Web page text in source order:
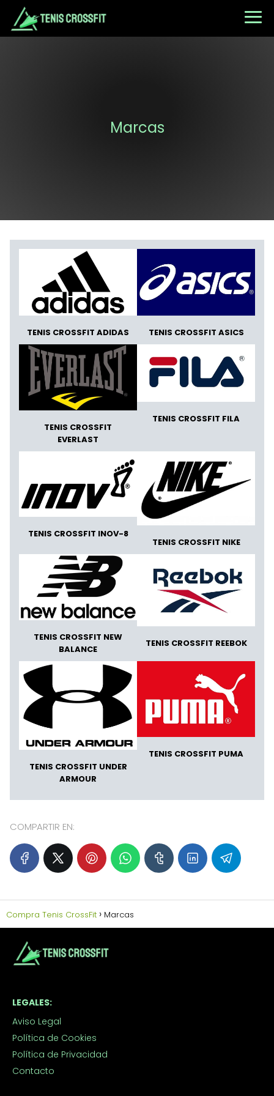
Marcas
TENIS CROSSFIT ADIDAS TENIS CROSSFIT ASICS
TENIS CROSSFIT
EVERLAST
TENIS CROSSFIT FILA
TENIS CROSSFIT INOV-8
TENIS CROSSFIT NIKE
TENIS CROSSFIT NEW
BALANCE
TENIS CROSSFIT REEBOK
TENIS CROSSFIT UNDER
ARMOUR
TENIS CROSSFIT PUMA
COMPARTIR EN:
Compra Tenis CrossFit Marcas
LEGALES:
Aviso Legal
Política de Cookies
Política de Privacidad
Contacto